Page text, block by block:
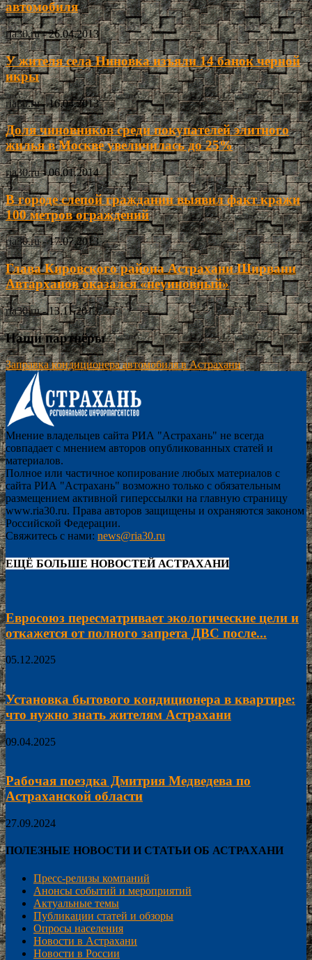
автомобиля
ria30.ru - 26.04.2013
У жителя села Ниновка изъяли 14 банок черной
икры
ria30.ru - 16.04.2013
Доля чиновников среди покупателей элитного
жилья в Москве увеличилась до 25%
ria30.ru - 06.01.2014
В городе слепой гражданин выявил факт кражи
100 метров ограждений
ria30.ru - 17.07.2013
Глава Кировского района Астрахани Ширвани
Автарханов оказался «неуиновный»
ria30.ru - 13.11.2013
Наши партнёры
Заправка кондиционера автомобиля в Астрахани
Мнение владельцев сайта РИА "Астрахань" не всегда
совпадает с мнением авторов опубликованных статей и
материалов.
Полное или частичное копирование любых материалов с
сайта РИА "Астрахань" возможно только с обязательным
размещением активной гиперссылки на главную страницу
www.ria30.ru. Права авторов защищены и охраняются законом
Российской Федерации.
Свяжитесь с нами: news@ria30.ru
ЕЩЁ БОЛЬШЕ НОВОСТЕЙ АСТРАХАНИ
Евросоюз пересматривает экологические цели и
откажется от полного запрета ДВС после...
05.12.2025
Установка бытового кондиционера в квартире:
что нужно знать жителям Астрахани
09.04.2025
Рабочая поездка Дмитрия Медведева по
Астраханской области
27.09.2024
ПОЛЕЗНЫЕ НОВОСТИ И СТАТЬИ ОБ АСТРАХАНИ
Пресс-релизы компаний
Анонсы событий и мероприятий
Актуальные темы
Публикации статей и обзоры
Опросы населения
Новости в Астрахани
Новости в России